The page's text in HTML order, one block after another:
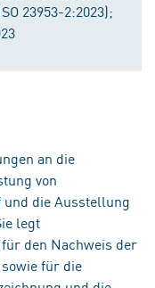
23953-2:2023);
an die
von
die Ausstellung
legt
den Nachweis der
für die